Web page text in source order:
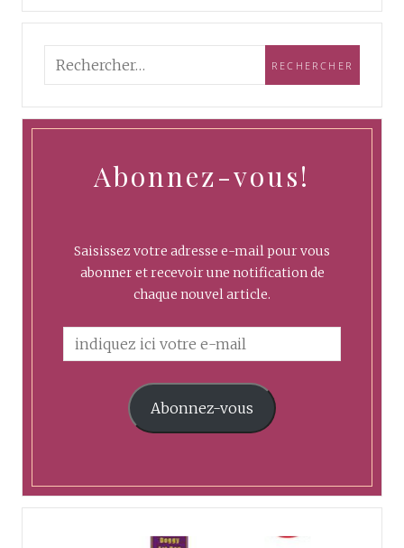
Abonnez-vous!
Saisissez votre adresse e-mail pour vous
abonner et recevoir une notification de
chaque nouvel article.
Abonnez-vous